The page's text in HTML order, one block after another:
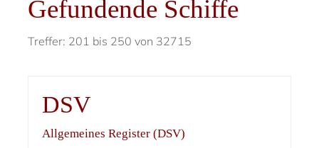
Gefundende Schiffe
Treffer: 201 bis 250 von 32715
DSV
Allgemeines Register (DSV)